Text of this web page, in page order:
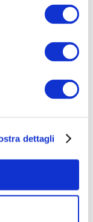
dettagli